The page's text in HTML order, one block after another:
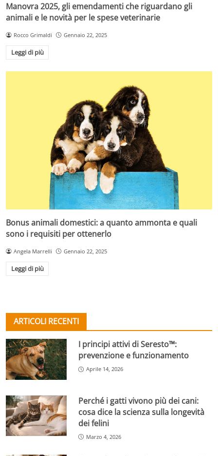
Manovra 2025, gli emendamenti che riguardano gli
animali e le novità per le spese veterinarie
Rocco Grimaldi Gennaio 22, 2025
Leggi di più
Bonus animali domestici: a quanto ammonta e quali
sono i requisiti per ottenerlo
Angela Marrelli Gennaio 22, 2025
Leggi di più
ARTICOLI RECENTI
I principi attivi di Seresto™:
prevenzione e funzionamento
Aprile 14, 2026
Perché i gatti vivono più dei cani:
cosa dice la scienza sulla longevità
dei felini
Marzo 4, 2026